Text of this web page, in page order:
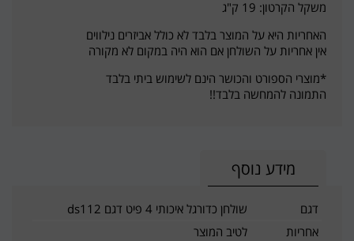
משקל הקרטון: 19 ק"ג
האחריות היא על המוצר בלבד לא כולל אביזרים נילווים
אין אחריות על השולחן אם הוא היה במקום לא מקורה
*מוצרי הספורט והכושר הינם לשימוש ביתי בלבד
התמונה להמחשה בלבד!!
מידע נוסף
דגם
שולחן כדורגל איכותי 4 פיט דגם ds112
אחריות
לטיב המוצר